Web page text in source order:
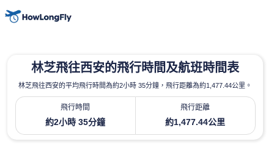
林芝飛往西安的飛行時間及航班時間表
林芝飛往西安的平均飛行時間為約2小時 35分鐘，飛行距離為約1,477.44公里。
飛行時間
約2小時 35分鐘
飛行距離
約1,477.44公里